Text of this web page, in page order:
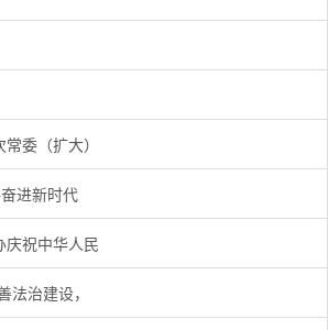
委（扩大）
进新时代
庆祝中华人民
法治建设，